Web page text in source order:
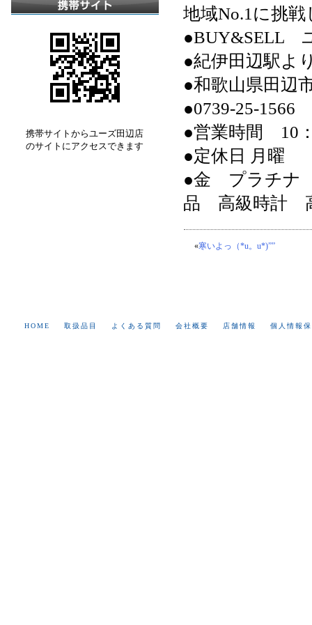
地域No.1に挑
●BUY&SELL
●紀伊田辺駅よ
●和歌山県田辺
●0739-25-1566
●営業時間 10
●定休日 月曜
●金 プラチナ
品 高級時計
«寒いよっ（*u。u*)””
携帯サイトからユーズ田辺店
のサイトにアクセスできます
HOME 取扱品目 よくある質問 会社概要 店舗情報 個人情報